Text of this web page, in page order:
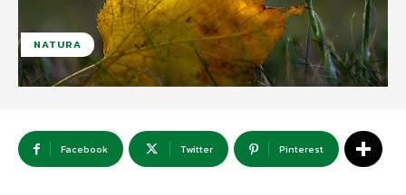
NATURA
Facebook Twitter Pinterest